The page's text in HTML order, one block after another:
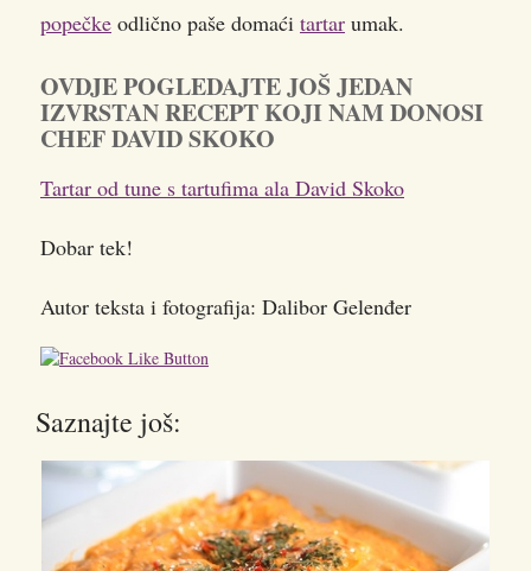
popečke odlično paše domaći tartar umak.
OVDJE POGLEDAJTE JOŠ JEDAN
IZVRSTAN RECEPT KOJI NAM DONOSI
CHEF DAVID SKOKO
Tartar od tune s tartufima ala David Skoko
Dobar tek!
Autor teksta i fotografija: Dalibor Gelenđer
Saznajte još: